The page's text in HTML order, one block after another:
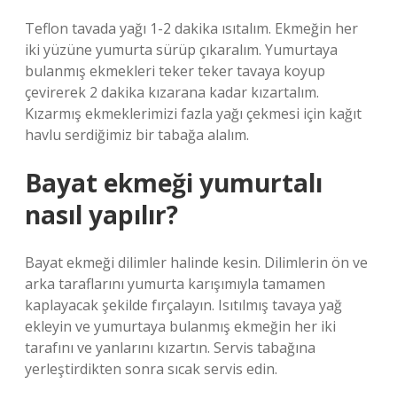
Teflon tavada yağı 1-2 dakika ısıtalım. Ekmeğin her
iki yüzüne yumurta sürüp çıkaralım. Yumurtaya
bulanmış ekmekleri teker teker tavaya koyup
çevirerek 2 dakika kızarana kadar kızartalım.
Kızarmış ekmeklerimizi fazla yağı çekmesi için kağıt
havlu serdiğimiz bir tabağa alalım.
Bayat ekmeği yumurtalı
nasıl yapılır?
Bayat ekmeği dilimler halinde kesin. Dilimlerin ön ve
arka taraflarını yumurta karışımıyla tamamen
kaplayacak şekilde fırçalayın. Isıtılmış tavaya yağ
ekleyin ve yumurtaya bulanmış ekmeğin her iki
tarafını ve yanlarını kızartın. Servis tabağına
yerleştirdikten sonra sıcak servis edin.